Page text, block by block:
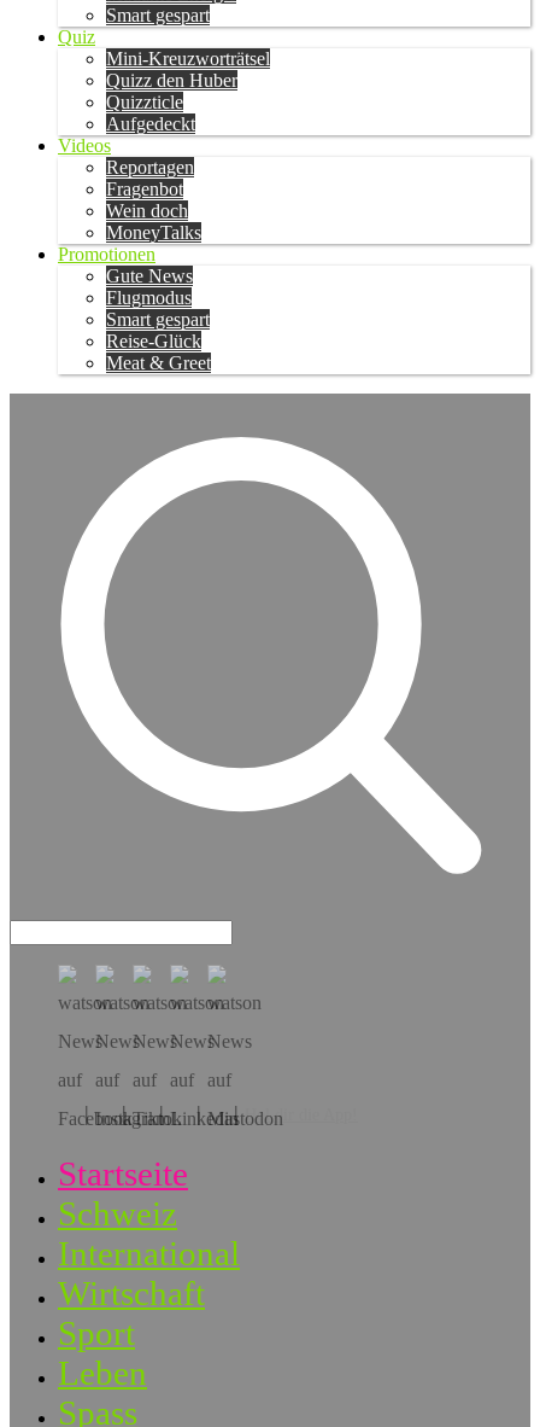
Smart gespart
Quiz
Mini-Kreuzworträtsel
Quizz den Huber
Quizzticle
Aufgedeckt
Videos
Reportagen
Fragenbot
Wein doch
MoneyTalks
Promotionen
Gute News
Flugmodus
Smart gespart
Reise-Glück
Meat & Greet
Hol dir die App!
Startseite
Schweiz
International
Wirtschaft
Sport
Leben
Spass